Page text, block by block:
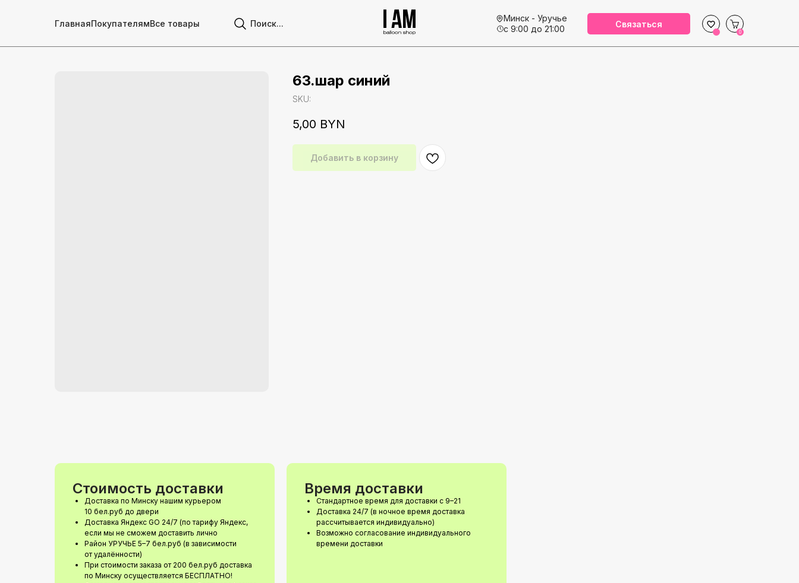
ГлавнаяПокупателямВсе товары Поиск... с 9:00 до 21:00
Минск - Уручье
Связаться
0
63.шар синий
SKU:
5,00 BYN
Добавить в корзину
Время доставки
Стандартное время для доставки с 9–21
Доставка 24/7 (в ночное время доставка
рассчитывается индивидуально)
Возможно согласование индивидуального
времени доставки
Стоимость доставки
Доставка по Минску нашим курьером
10 бел.руб до двери
Доставка Яндекс GO 24/7 (по тарифу Яндекс,
если мы не сможем доставить лично
Район УРУЧЬЕ 5–7 бел.руб (в зависимости
от удалённости)
При стоимости заказа от 200 бел.руб доставка
по Минску осуществляется БЕСПЛАТНО!